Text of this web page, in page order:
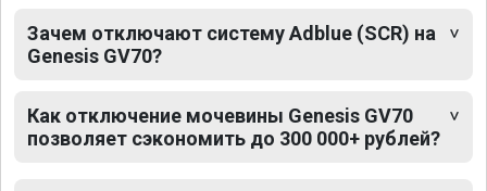
Зачем отключают систему Adblue (SCR) на
Genesis GV70?
Как отключение мочевины Genesis GV70
позволяет сэкономить до 300 000+ рублей?